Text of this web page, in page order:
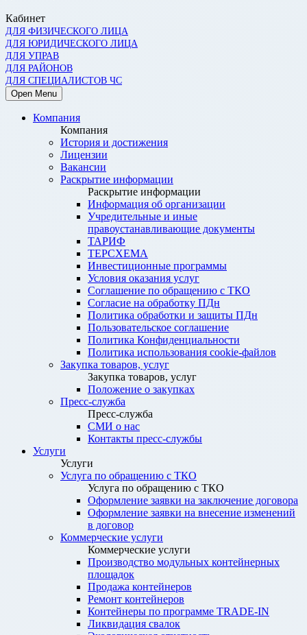
Кабинет
ДЛЯ ФИЗИЧЕСКОГО ЛИЦА
ДЛЯ ЮРИДИЧЕСКОГО ЛИЦА
ДЛЯ УПРАВ
ДЛЯ РАЙОНОВ
ДЛЯ СПЕЦИАЛИСТОВ ЧС
Open Menu
Компания
Компания
История и достижения
Лицензии
Вакансии
Раскрытие информации
Раскрытие информации
Информация об организации
Учредительные и иные
правоустанавливающие документы
ТАРИФ
ТЕРСХЕМА
Инвестиционные программы
Условия оказания услуг
Соглашение по обращению с ТКО
Согласие на обработку ПДн
Политика обработки и защиты ПДн
Пользовательское соглашение
Политика Конфиденциальности
Политика использования cookie-файлов
Закупка товаров, услуг
Закупка товаров, услуг
Положение о закупках
Пресс-служба
Пресс-служба
СМИ о нас
Контакты пресс-службы
Услуги
Услуги
Услуга по обращению с ТКО
Услуга по обращению с ТКО
Оформление заявки на заключение договора
Оформление заявки на внесение изменений
в договор
Коммерческие услуги
Коммерческие услуги
Производство модульных контейнерных
площадок
Продажа контейнеров
Ремонт контейнеров
Контейнеры по программе TRADE-IN
Ликвидация свалок